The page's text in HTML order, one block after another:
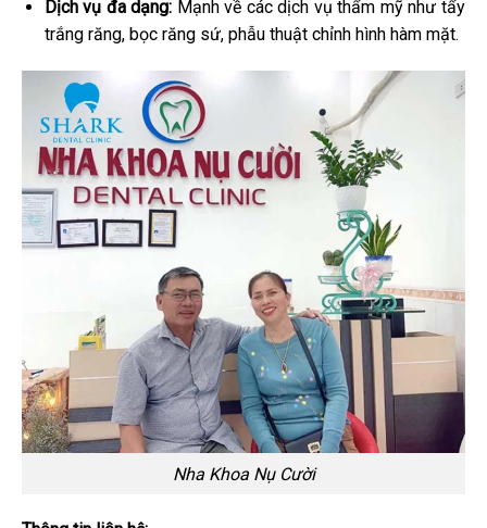
Dịch vụ đa dạng: Mạnh về các dịch vụ thẩm mỹ như tẩy
trắng răng, bọc răng sứ, phẫu thuật chỉnh hình hàm mặt.
Nha Khoa Nụ Cười